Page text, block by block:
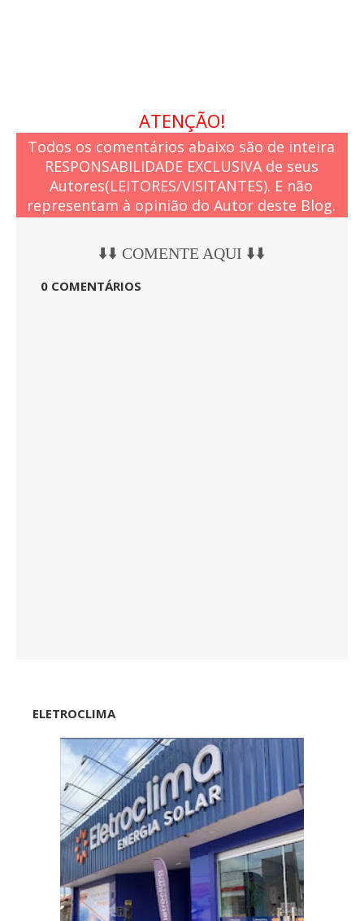
ATENÇÃO!
Todos os comentários abaixo são de inteira
RESPONSABILIDADE EXCLUSIVA de seus
Autores(LEITORES/VISITANTES). E não
representam à opinião do Autor deste Blog.
⬇️⬇️ COMENTE AQUI ⬇️⬇️
0 COMENTÁRIOS
ELETROCLIMA